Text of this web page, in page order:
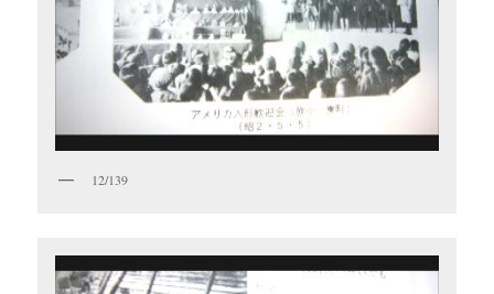
12/139